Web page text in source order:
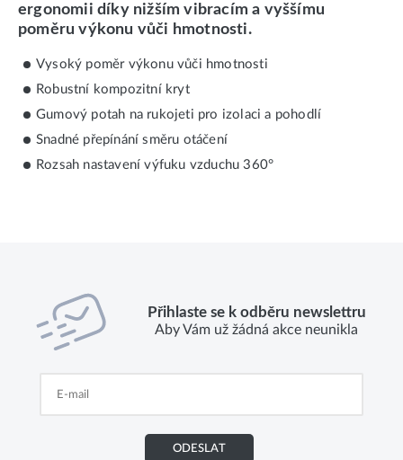
ergonomii díky nižším vibracím a vyššímu
poměru výkonu vůči hmotnosti.
Vysoký poměr výkonu vůči hmotnosti
Robustní kompozitní kryt
Gumový potah na rukojeti pro izolaci a pohodlí
Snadné přepínání směru otáčení
Rozsah nastavení výfuku vzduchu 360°
Přihlaste se k odběru newslettru
Aby Vám už žádná akce neunikla
ODESLAT